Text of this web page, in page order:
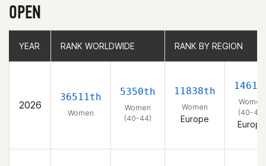
OPEN
YEAR RANK WORLDWIDE RANK BY REGION
2026
36511th
Women
5350th
Women
(40-44)
11838th
Women
Europe
Women
(40-44)
Europe
YEAR RANK WORLDWIDE RANK BY REGION